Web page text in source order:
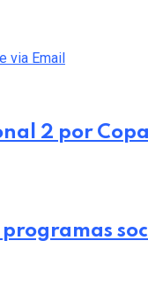
via Email
2 por